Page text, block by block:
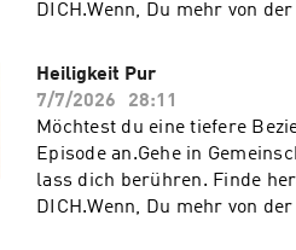
DICH.Wenn, Du mehr von
und fördern. Lass dich
unter der Gebetshotline +49
YouTube Channel: https://
Heiligkeit Pur
7/7/2026
28:11
Möchtest du eine tiefere
Episode an.Gehe in
lass dich berühren. Finde
DICH.Wenn, Du mehr von